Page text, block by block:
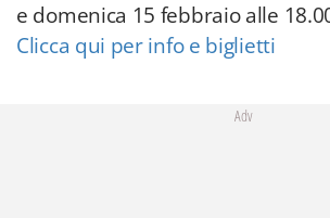
e domenica 15 febbraio alle
Clicca qui per info e biglietti
Adv